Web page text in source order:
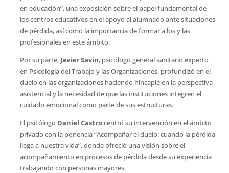
en educación”, una exposición sobre el papel fundamental de
los centros educativos en el apoyo al alumnado ante situaciones
de pérdida, así como la importancia de formar a los y las
profesionales en este ámbito.
Por su parte, Javier Savin, psicólogo general sanitario experto
en Psicología del Trabajo y las Organizaciones, profundizó en el
duelo en las organizaciones haciendo hincapié en la perspectiva
asistencial y la necesidad de que las instituciones integren el
cuidado emocional como parte de sus estructuras.
El psicólogo Daniel Castrocentró su intervención en el ámbito
privado con la ponencia “Acompañar el duelo: cuando la pérdida
llega a nuestra vida”, donde ofreció una visión sobre el
acompañamiento en procesos de pérdida desde su experiencia
trabajando con personas mayores.